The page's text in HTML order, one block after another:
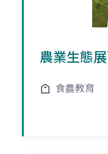
農業生態
食農教育